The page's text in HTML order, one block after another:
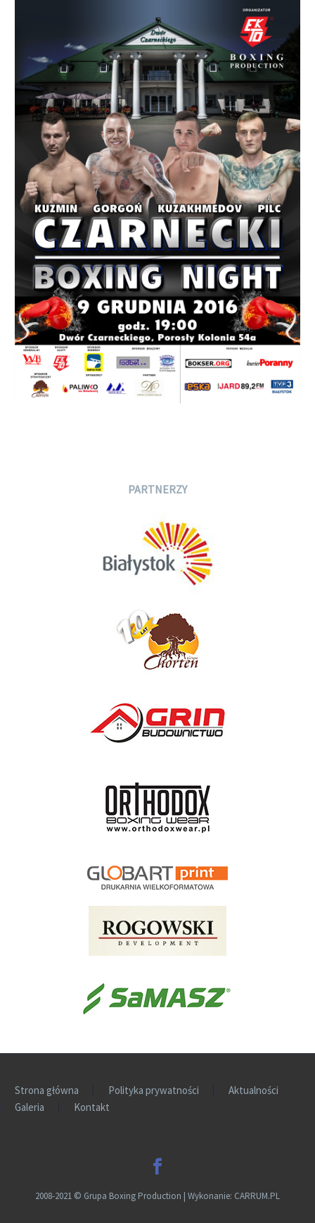
PARTNERZY
Strona główna Polityka prywatności
Aktualności
Galeria
Kontakt
2008-2021 © Grupa Boxing Production | Wykonanie: CARRUM.PL